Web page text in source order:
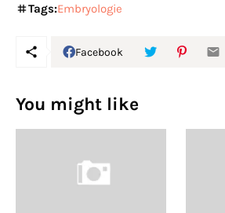
Tags:Embryologie
Facebook
You might like